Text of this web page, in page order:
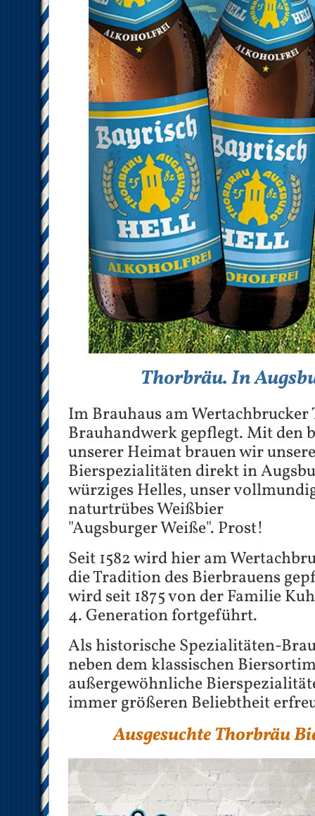
Thorbräu. In
Im Brauhaus am Wertachbrucker
Brauhandwerk gepflegt. Mit den
unserer Heimat brauen wir
Bierspezialitäten direkt in
würziges Helles, unser
naturtrübes Weißbier
"Augsburger Weiße". Prost!
Seit 1582 wird hier am
die Tradition des Bierbrauens
wird seit 1875 von der Familie
4. Generation fortgeführt.
Als historische Spezialitäten-
neben dem klassischen
außergewöhnliche
immer größeren Beliebtheit
Ausgesuchte Thorbräu